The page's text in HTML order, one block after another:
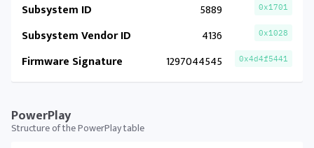
Subsystem ID 5889 0x1701
Subsystem Vendor ID 4136 0x1028
Firmware Signature 1297044545 0x4d4f5441
PowerPlay
Structure of the PowerPlay table